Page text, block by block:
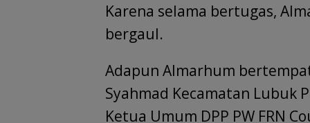
Karena selama bertugas,
bergaul.
Adapun Almarhum
Syahmad Kecamatan Lubuk
Ketua Umum DPP PW FRN